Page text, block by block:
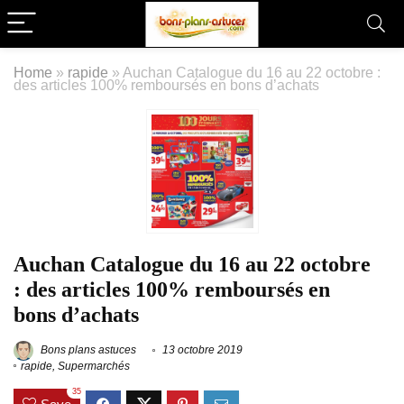
Home » rapide » Auchan Catalogue du 16 au 22 octobre :
des articles 100% remboursés en bons d’achats
Auchan Catalogue du 16 au 22 octobre
: des articles 100% remboursés en
bons d’achats
Bons plans astuces
13 octobre 2019
rapide, Supermarchés
35